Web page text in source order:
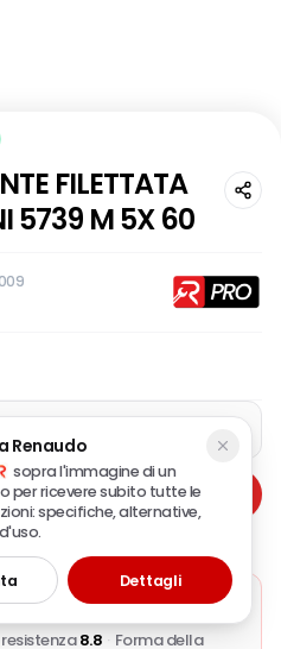
FILETTATA
5739 M 5X 60
Aggiungi
Modifica
8.8 · Forma della
Renaudo
sopra l'immagine di un
per ricevere subito tutte le
specifiche, alternative,
Dettagli